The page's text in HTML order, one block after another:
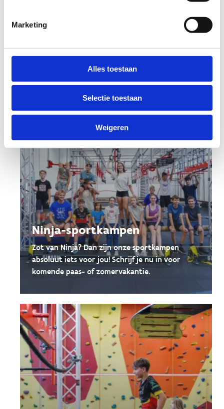
Marketing
Alles toestaan
Selectie toestaan
Weigeren
Ninja Open Gym (16+)
Ninja Warrior welkom. Elke woensdag,
Ninja-sportkampen
Zot van Ninja? Dan zijn onze sportkampen
absoluut iets voor jou! Schrijf je nu in voor
komende paas- of zomervakantie.